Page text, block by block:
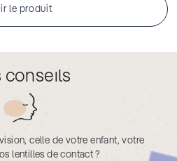
le produit
conseils
celle de votre enfant, votre
lentilles de contact ?